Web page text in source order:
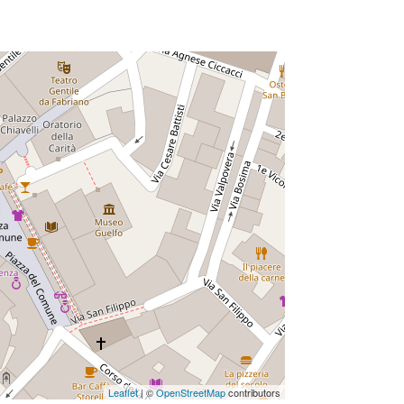
Leaflet| ©OpenStreetMapcontributors